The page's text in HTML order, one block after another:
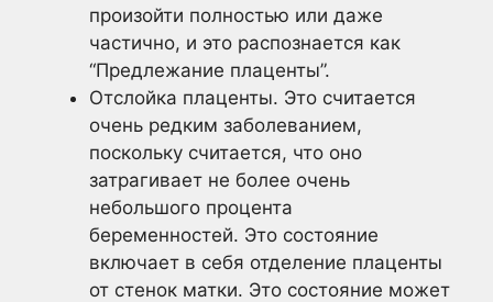
произойти полностью или даже
частично, и это распознается как
“Предлежание плаценты”.
Отслойка плаценты. Это считается
очень редким заболеванием,
поскольку считается, что оно
затрагивает не более очень
небольшого процента
беременностей. Это состояние
включает в себя отделение плаценты
от стенок матки. Это состояние может